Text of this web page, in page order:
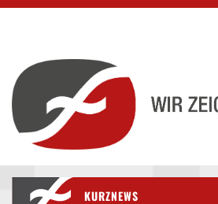
KURZNEWS